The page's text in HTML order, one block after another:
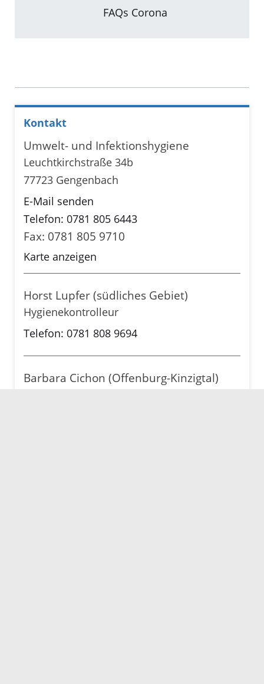
FAQs Corona
Kontakt
Umwelt- und Infektionshygiene
Leuchtkirchstraße 34b
77723 Gengenbach
E-Mail senden
Telefon: 0781 805 6443
Fax: 0781 805 9710
Karte anzeigen
Horst Lupfer (südliches Gebiet)
Hygienekontrolleur
Telefon: 0781 808 9694
Barbara Cichon (Offenburg-Kinzigtal)